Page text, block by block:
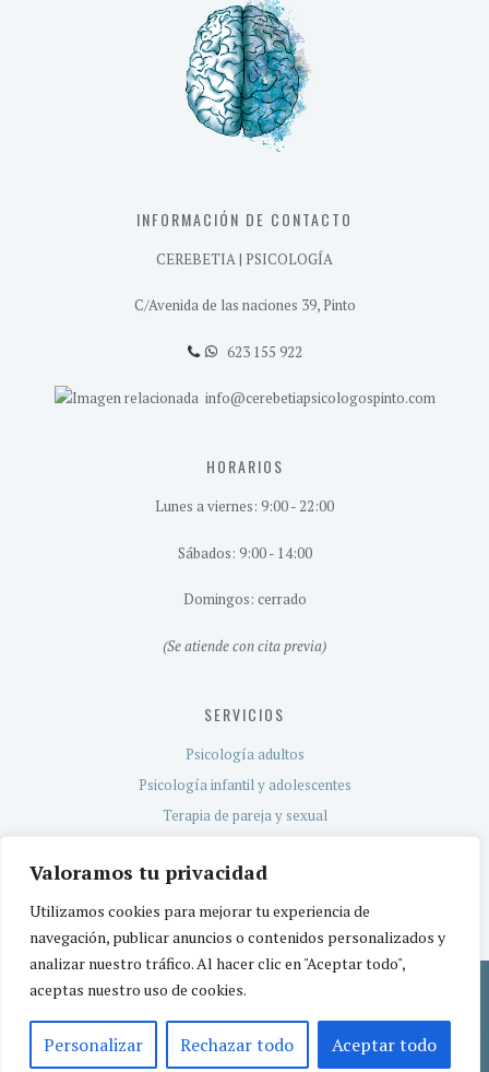
Valoramos tu privacidad
Utilizamos cookies para mejorar tu experiencia de
navegación, publicar anuncios o contenidos personalizados y
analizar nuestro tráfico. Al hacer clic en "Aceptar todo",
aceptas nuestro uso de cookies.
Personalizar Rechazar todo Aceptar todo
INFORMACIÓN DE CONTACTO
CEREBETIA | PSICOLOGÍA
C/Avenida de las naciones 39, Pinto
623 155 922
info@cerebetiapsicologospinto.com
HORARIOS
Lunes a viernes: 9:00 - 22:00
Sábados: 9:00 - 14:00
Domingos: cerrado
(Se atiende con cita previa)
SERVICIOS
Psicología adultos
Psicología infantil y adolescentes
Terapia de pareja y sexual
Servicio TEA
Política de privacidad Aviso legal
© 2026 CEREBETIA | Centro de Psicología | Centro sanitario registrado por la